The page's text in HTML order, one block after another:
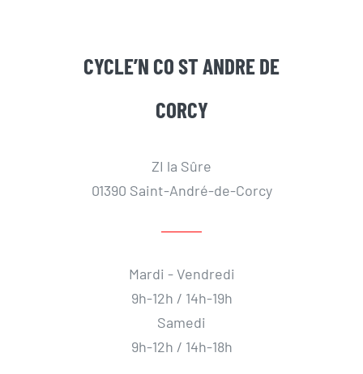
CYCLE’N CO ST ANDRE DE
CORCY
ZI la Sûre
01390 Saint-André-de-Corcy
Mardi - Vendredi
9h-12h / 14h-19h
Samedi
9h-12h / 14h-18h